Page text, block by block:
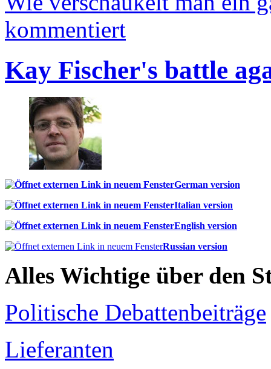
kommentiert
Kay Fischer's battle
German version
Italian version
English version
Russian version
Alles Wichtige über den
Politische Debattenbeiträge
Lieferanten